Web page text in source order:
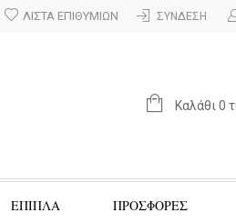
ΣΎΝΔΕΣΗ
ΛΊΣΤΑ ΕΠΙΘΥΜΙΏΝ
Καλάθι 0
ΕΠΙΠΛΑ ΠΡΟΣΦΟΡΈΣ